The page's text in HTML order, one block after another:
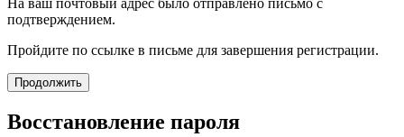
На ваш почтовый адрес было отправлено письмо с
подтверждением.
Пройдите по ссылке в письме для завершения регистрации.
Продолжить
Восстановление пароля